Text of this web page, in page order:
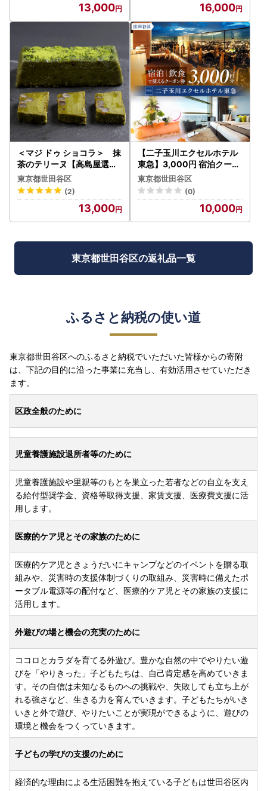
13,000 16,000
＜マジ ドゥ ショコラ＞ 抹
茶のテリーヌ【高島屋選定
品】スイーツ 洋菓子 抹茶
テリーヌ 抹茶スイーツ 宇治
抹茶 デザート 贈り物 プレ
ゼント おすすめ ギフト 贈
り物 プレゼント 贅沢 ご褒
0012-3-003-se4
東京都世田谷区
(2)
13,000
【二子玉川エクセルホテル
東急】3,000円 宿泊クーポ
ン券（ふるさとチケット）/
東京都 世田谷区 宿泊 ホテ
ル 旅行 宿泊券 チケット_00
東京都世田谷区
(0)
10,000
東京都世田谷区の返礼品一覧
ふるさと納税の使い道
東京都世田谷区へのふるさと納税でいただいた皆様からの寄附
は、下記の目的に沿った事業に充当し、有効活用させていただき
ます。
区政全般のために
児童養護施設退所者等のために
児童養護施設や里親等のもとを巣立った若者などの自立を支え
る給付型奨学金、資格等取得支援、家賃支援、医療費支援に活
用します。
医療的ケア児とその家族のために
医療的ケア児ときょうだいにキャンプなどのイベントを贈る取
組みや、災害時の支援体制づくりの取組み、災害時に備えたポ
ータブル電源等の配付など、医療的ケア児とその家族の支援に
活用します。
外遊びの場と機会の充実のために
ココロとカラダを育てる外遊び。豊かな自然の中でやりたい遊
びを「やりきった」子どもたちは、自己肯定感を高めていきま
す。その自信は未知なるものへの挑戦や、失敗しても立ち上が
れる強さなど、生きる力を育んでいきます。子どもたちがいき
いきと外で遊び、やりたいことが実現ができるように、遊びの
環境と機会をつくっていきます。
子どもの学びの支援のために
経済的な理由による生活困難を抱えている子どもは世田谷区内